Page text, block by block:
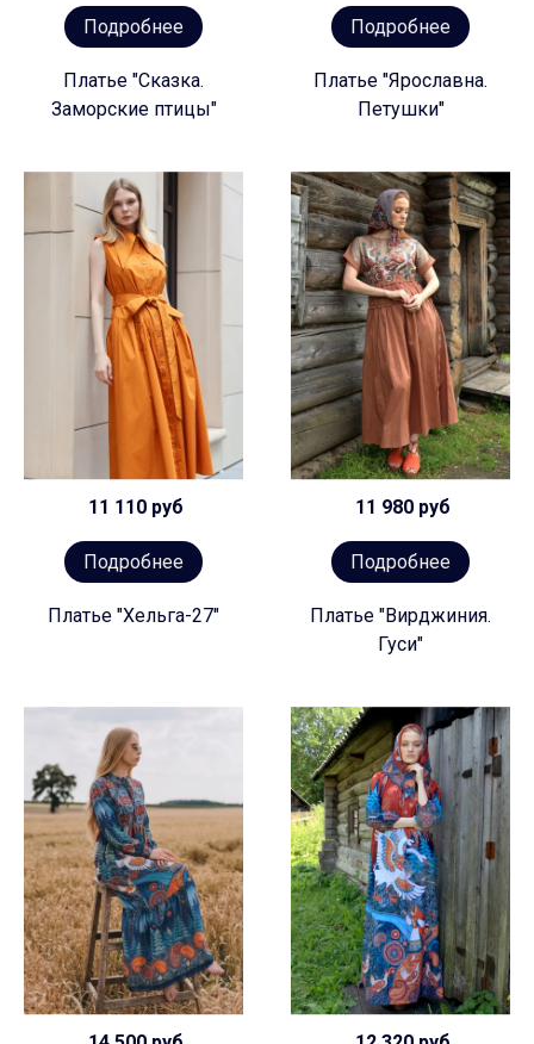
Подробнее
Платье "Сказка.
Заморские птицы"
Подробнее
Платье "Ярославна.
Петушки"
11 110 руб
Подробнее
Платье "Хельга-27"
11 980 руб
Подробнее
Платье "Вирджиния.
Гуси"